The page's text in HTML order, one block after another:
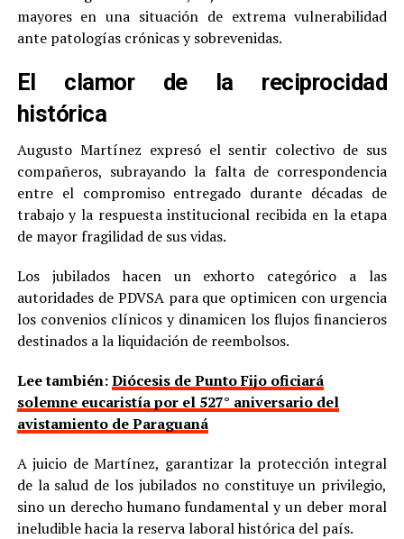
mayores en una situación de extrema vulnerabilidad
ante patologías crónicas y sobrevenidas.
El clamor de la reciprocidad
histórica
Augusto Martínez expresó el sentir colectivo de sus
compañeros, subrayando la falta de correspondencia
entre el compromiso entregado durante décadas de
trabajo y la respuesta institucional recibida en la etapa
de mayor fragilidad de sus vidas.
Los jubilados hacen un exhorto categórico a las
autoridades de PDVSA para que optimicen con urgencia
los convenios clínicos y dinamicen los flujos financieros
destinados a la liquidación de reembolsos.
Lee también:Diócesis de Punto Fijo oficiará
solemne eucaristía por el 527° aniversario del
avistamiento de Paraguaná
A juicio de Martínez, garantizar la protección integral
de la salud de los jubilados no constituye un privilegio,
sino un derecho humano fundamental y un deber moral
ineludible hacia la reserva laboral histórica del país.